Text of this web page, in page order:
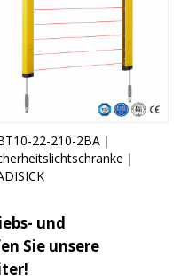
22-210-2BA｜
｜
und
Sie unsere